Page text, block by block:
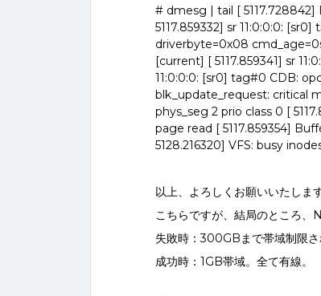
# dmesg | tail [
5117.859332] sr 11:0:0:0:
driverbyte=0x08
[current] [ 5117.859341] sr
11:0:0:0: [sr0] tag#0 CDB:
blk_update_request: critical
phys_seg 2 prio class 0 [
page read [ 5117.859354]
5128.216320] VFS: busy
以上、よろしくお願いいたします
こちらですが、結局のところ、
失敗時：300GBまで帯域制限さ
成功時：1GB帯域。全て有線。